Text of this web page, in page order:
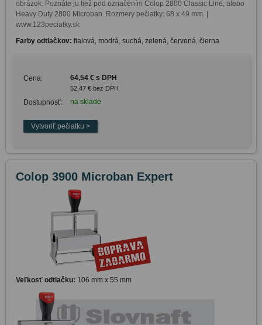
obrázok. Poznáte ju tiež pod označením Colop 2800 Classic Line, alebo
Heavy Duty 2800 Microban. Rozmery pečiatky: 68 x 49 mm. |
www.123peciatky.sk
Farby odtlačkov: fialová, modrá, suchá, zelená, červená, čierna
Cena: 64,54 € s DPH
52,47 € bez DPH
Dostupnosť: na sklade
Colop 3900 Microban Expert
Veľkosť odtlačku: 106 mm x 55 mm